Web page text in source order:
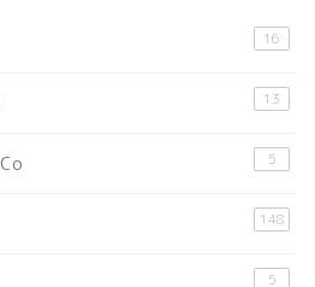
16
13
5
148
5